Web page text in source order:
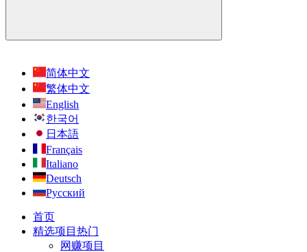
简体中文
繁体中文
English
한국어
日本語
Français
Italiano
Deutsch
Русский
首页
精选项目 热门
网赚项目